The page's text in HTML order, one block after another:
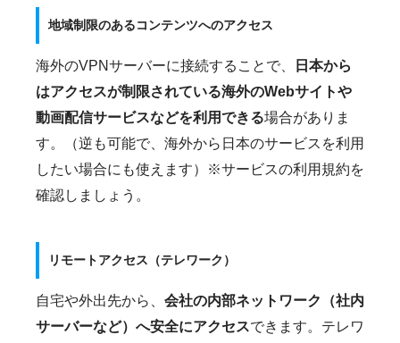
地域制限のあるコンテンツへのアクセス
海外のVPNサーバーに接続することで、
日本から
はアクセスが制限されている海外のWebサイトや
動画配信サービスなどを利用できる場合がありま
す。（逆も可能で、海外から日本のサービスを利用
したい場合にも使えます）※サービスの利用規約を
確認しましょう。
リモートアクセス（テレワーク）
自宅や外出先から、 会社の内部ネットワーク（社内
サーバーなど）へ安全にアクセスできます。テレワ